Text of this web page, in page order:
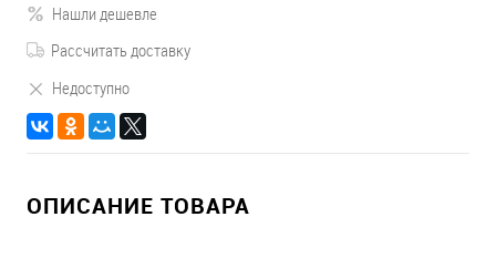
Нашли дешевле
Рассчитать доставку
Недоступно
ОПИСАНИЕ ТОВАРА